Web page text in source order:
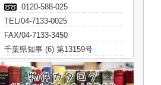
0120-588-025
TEL/04-7133-0025
FAX/04-7133-3450
千葉県知事 (6) 第13159号